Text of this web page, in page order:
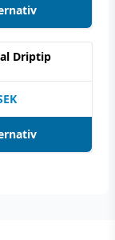
Driptip